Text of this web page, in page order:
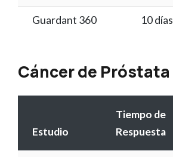
Guardant 360 10 días
Cáncer de Próstata
Estudio
Tiempo de
Respuesta